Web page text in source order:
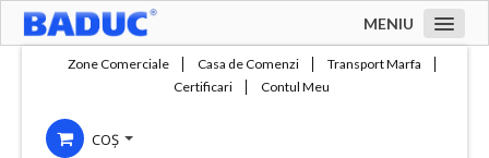
MENIU
Compania
Zone Comerciale Casa de Comenzi
Transport Marfa
Certificari
Contul Meu
COȘ